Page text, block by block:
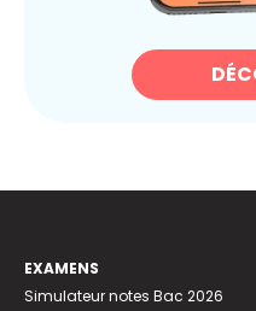
EXAMENS
Simulateur notes Bac 2026